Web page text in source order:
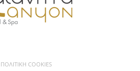
ΠΟΛΙΤΙΚΉ COOKIES